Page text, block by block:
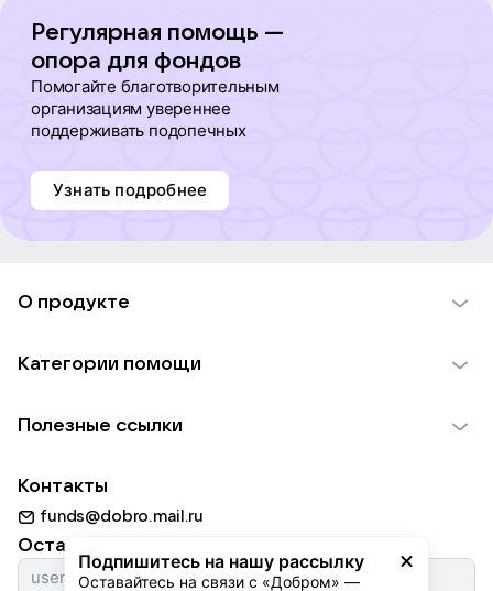
Регулярная помощь —
опора для фондов
Помогайте благотворительным
организациям увереннее
поддерживать подопечных
Узнать подробнее
Подпишитесь на нашу рассылку
Оставайтесь на связи с «Добром» —
О продукте
Использование материалов
Для НКО
Партнерам
Категории помощи
Пожилым
Животным
Природе
Культуре
Полезные ссылки
Добрый день
Истории
Контакты
funds@dobro.mail.ru
Оставайтесь с нами